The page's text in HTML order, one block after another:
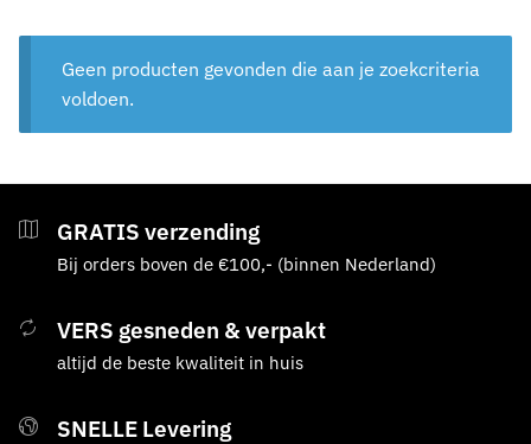
Geen producten gevonden die aan je zoekcriteria
voldoen.
GRATIS verzending
Bij orders boven de €100,- (binnen Nederland)
VERS gesneden & verpakt
altijd de beste kwaliteit in huis
SNELLE Levering